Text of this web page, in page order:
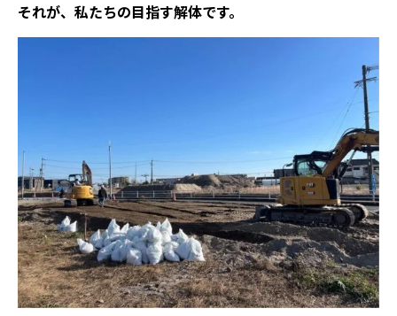
それが、私たちの目指す解体です。